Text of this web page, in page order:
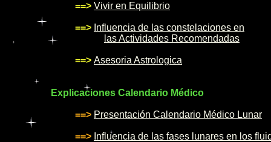
==> Vivir en Equilibrio
==> Influencia de las constelaciones en
las Actividades Recomendadas
==> Asesoria Astrologica
Explicaciones Calendario Médico
==> Presentación Calendario Médico Lunar
==> Influencia de las fases lunares en los